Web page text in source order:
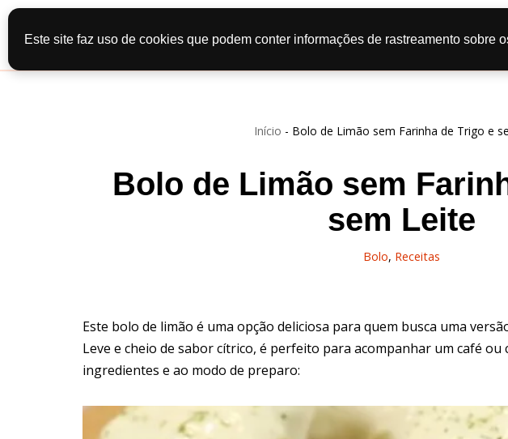
Pular
para
Contato
Políticas de Privacidade
Início - Bolo de Limão sem Farinha de Trigo e
Bolo de Limão sem
sem Leite
Bolo, Receitas
Este bolo de limão é uma opção deliciosa para quem busca uma
Leve e cheio de sabor cítrico, é perfeito para acompanhar um café ou
ingredientes e ao modo de preparo:
Este site faz uso de cookies que podem conter informações de rastreamento sobre